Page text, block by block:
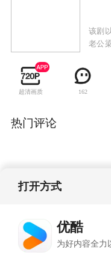
该剧
老公
人情
面对
界和
超清画质 162
热门评论
打开方式
优酷
为好内容全力